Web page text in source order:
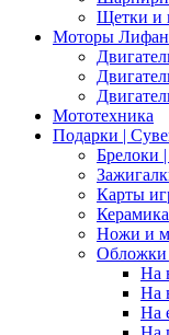
Щетки и
Моторы Лифан
Мототехника
Подарки |
Брелоки
Карты
Керамика
Ножи и
Обложки
На
На
На